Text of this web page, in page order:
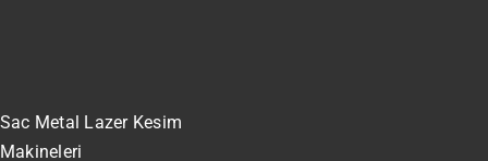
Sac Metal Lazer Kesim
Makineleri